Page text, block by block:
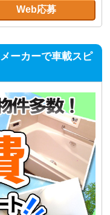
Web応募
ーカーで車載スピ